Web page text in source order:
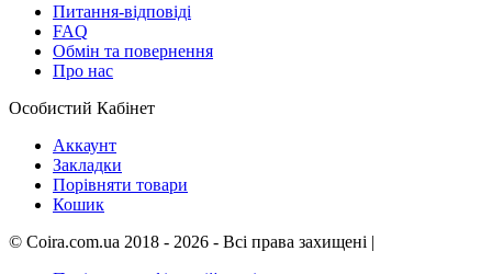
Питання-відповіді
FAQ
Обмін та повернення
Про нас
Особистий Кабінет
Аккаунт
Закладки
Порівняти товари
Кошик
© Coira.com.ua 2018 - 2026 - Всі права захищені |